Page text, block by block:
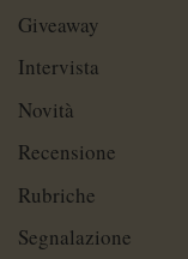
Giveaway
Intervista
Novità
Recensione
Rubriche
Segnalazione